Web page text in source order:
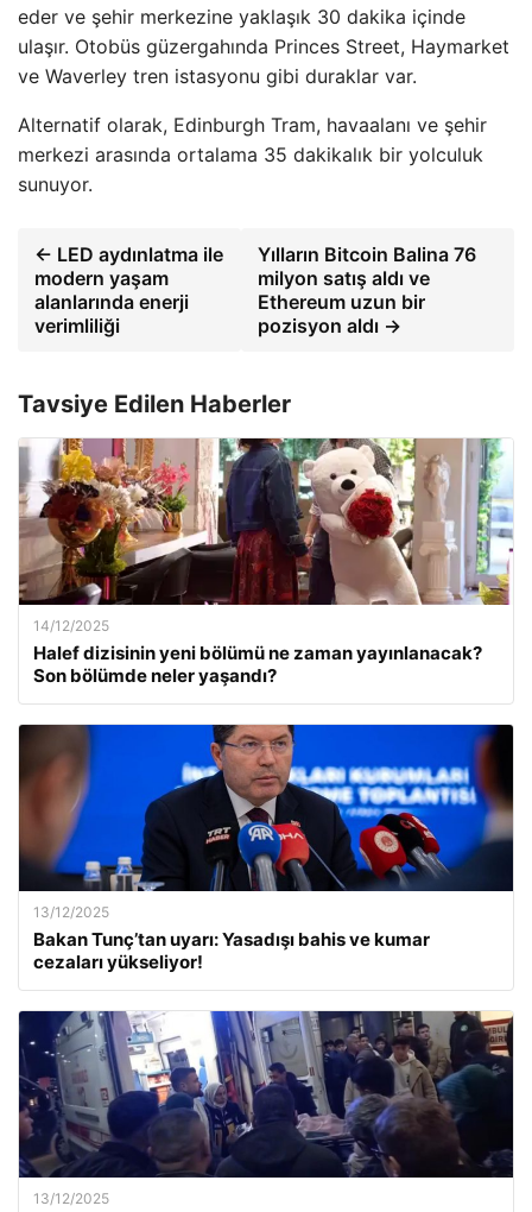
eder ve şehir merkezine yaklaşık 30 dakika içinde
ulaşır. Otobüs güzergahında Princes Street, Haymarket
ve Waverley tren istasyonu gibi duraklar var.
Alternatif olarak, Edinburgh Tram, havaalanı ve şehir
merkezi arasında ortalama 35 dakikalık bir yolculuk
sunuyor.
← LED aydınlatma ile
modern yaşam
alanlarında enerji
verimliliği
Yılların Bitcoin Balina 76
milyon satış aldı ve
Ethereum uzun bir
pozisyon aldı →
Tavsiye Edilen Haberler
14/12/2025
Halef dizisinin yeni bölümü ne zaman yayınlanacak?
Son bölümde neler yaşandı?
13/12/2025
Bakan Tunç’tan uyarı: Yasadışı bahis ve kumar
cezaları yükseliyor!
13/12/2025